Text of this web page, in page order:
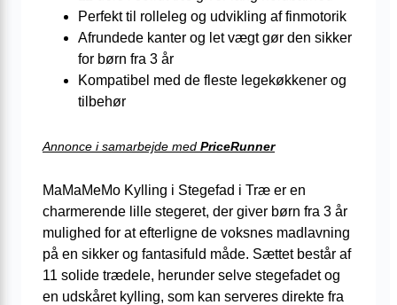
Perfekt til rolleleg og udvikling af finmotorik
Afrundede kanter og let vægt gør den sikker
for børn fra 3 år
Kompatibel med de fleste legekøkkener og
tilbehør
Annonce i samarbejde med PriceRunner
MaMaMeMo Kylling i Stegefad i Træ er en
charmerende lille stegeret, der giver børn fra 3 år
mulighed for at efterligne de voksnes madlavning
på en sikker og fantasifuld måde. Sættet består af
11 solide trædele, herunder selve stegefadet og
en udskåret kylling, som kan serveres direkte fra